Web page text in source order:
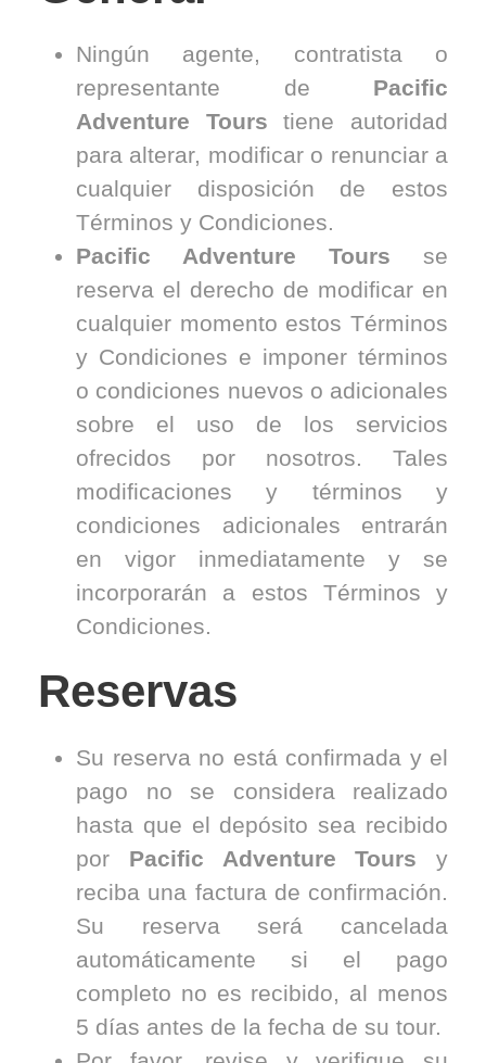
Ningún agente, contratista o
representante de Pacific
Adventure Tours tiene autoridad
para alterar, modificar o renunciar a
cualquier disposición de estos
Términos y Condiciones.
Pacific Adventure Tours se
reserva el derecho de modificar en
cualquier momento estos Términos
y Condiciones e imponer términos
o condiciones nuevos o adicionales
sobre el uso de los servicios
ofrecidos por nosotros. Tales
modificaciones y términos y
condiciones adicionales entrarán
en vigor inmediatamente y se
incorporarán a estos Términos y
Condiciones.
Reservas
Su reserva no está confirmada y el
pago no se considera realizado
hasta que el depósito sea recibido
por Pacific Adventure Tours y
reciba una factura de confirmación.
Su reserva será cancelada
automáticamente si el pago
completo no es recibido, al menos
5 días antes de la fecha de su tour.